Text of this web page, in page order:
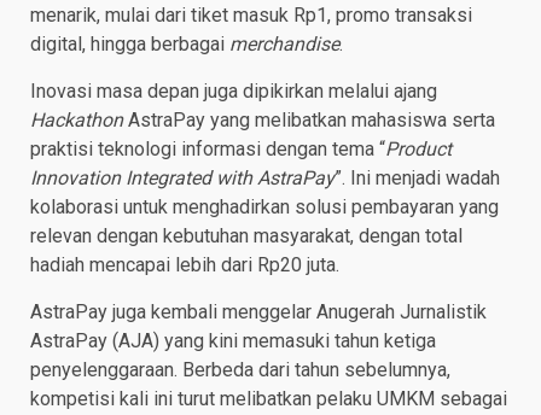
menarik, mulai dari tiket masuk Rp1, promo transaksi
digital, hingga berbagai merchandise.
Inovasi masa depan juga dipikirkan melalui ajang
HackathonAstraPay yang melibatkan mahasiswa serta
praktisi teknologi informasi dengan tema “Product
Innovation Integrated with AstraPay”. Ini menjadi wadah
kolaborasi untuk menghadirkan solusi pembayaran yang
relevan dengan kebutuhan masyarakat, dengan total
hadiah mencapai lebih dari Rp20 juta.
AstraPay juga kembali menggelar Anugerah Jurnalistik
AstraPay (AJA) yang kini memasuki tahun ketiga
penyelenggaraan. Berbeda dari tahun sebelumnya,
kompetisi kali ini turut melibatkan pelaku UMKM sebagai